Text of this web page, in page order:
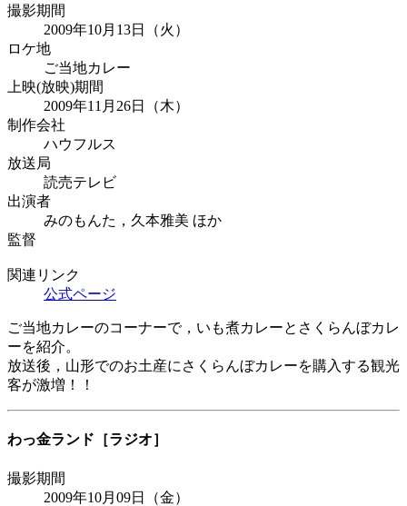
撮影期間
2009年10月13日（火）
ロケ地
ご当地カレー
上映(放映)期間
2009年11月26日（木）
制作会社
ハウフルス
放送局
読売テレビ
出演者
みのもんた，久本雅美 ほか
監督
関連リンク
公式ページ
ご当地カレーのコーナーで，いも煮カレーとさくらんぼカレ
ーを紹介。
放送後，山形でのお土産にさくらんぼカレーを購入する観光
客が激増！！
わっ金ランド ［ラジオ］
撮影期間
2009年10月09日（金）